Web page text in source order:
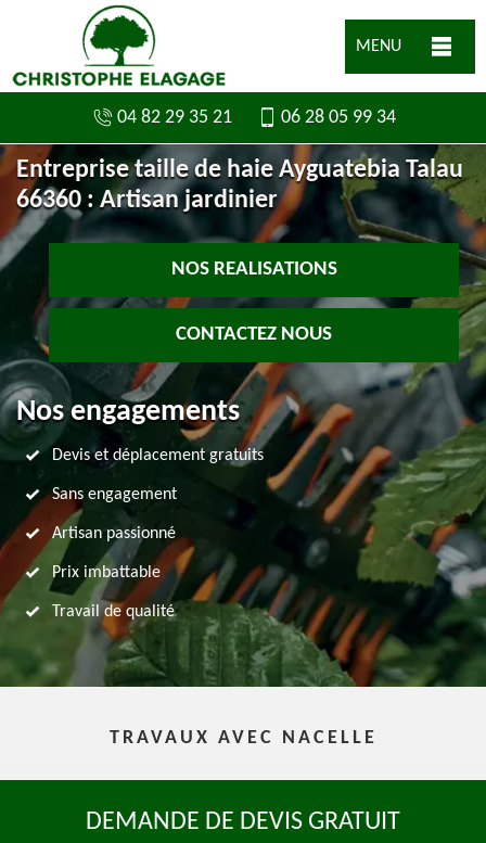
MENU
04 82 29 35 21 06 28 05 99 34
Entreprise taille de haie Ayguatebia Talau
66360 : Artisan jardinier
NOS REALISATIONS
CONTACTEZ NOUS
Nos engagements
Devis et déplacement gratuits
Sans engagement
Artisan passionné
Prix imbattable
Travail de qualité
TRAVAUX AVEC NACELLE
DEMANDE DE DEVIS GRATUIT